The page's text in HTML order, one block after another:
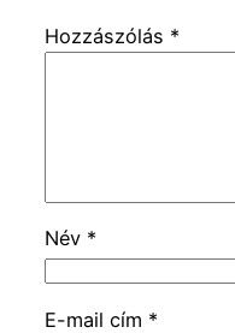
Hozzászólás *
Név *
E-mail cím *